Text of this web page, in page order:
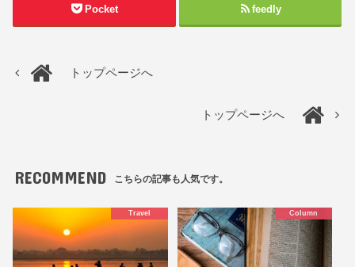
Pocket feedly
トップページへ
トップページへ
RECOMMEND こちらの記事も人気です。
Travel Column